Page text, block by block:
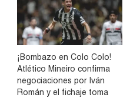
¡Bombazo en Colo Colo!
Atlético Mineiro confirma
negociaciones por Iván
Román y el fichaje toma